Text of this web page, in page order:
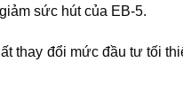
sức hút của EB-5.
thay đổi mức đầu tư tối